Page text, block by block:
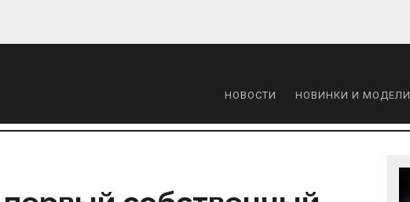
НОВОСТИ НОВИНКИ И МОДЕЛИ